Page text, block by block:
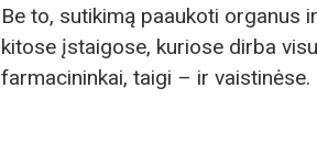
Be to, sutikimą paaukoti organus
kitose įstaigose, kuriose dirba
farmacininkai, taigi – ir vaistinėse.